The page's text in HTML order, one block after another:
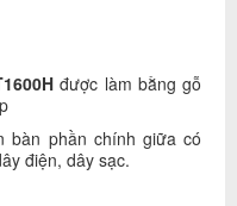
được làm bằng gỗ
bàn phần chính giữa có
điện, dây sạc.